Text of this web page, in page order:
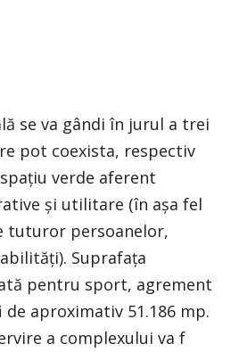
se va gândi în jurul a trei
pot coexista, respectiv
verde aferent
și utilitare (în așa fel
tuturor persoanelor,
Suprafața
pentru sport, agrement
aproximativ 51.186 mp.
a complexului va f